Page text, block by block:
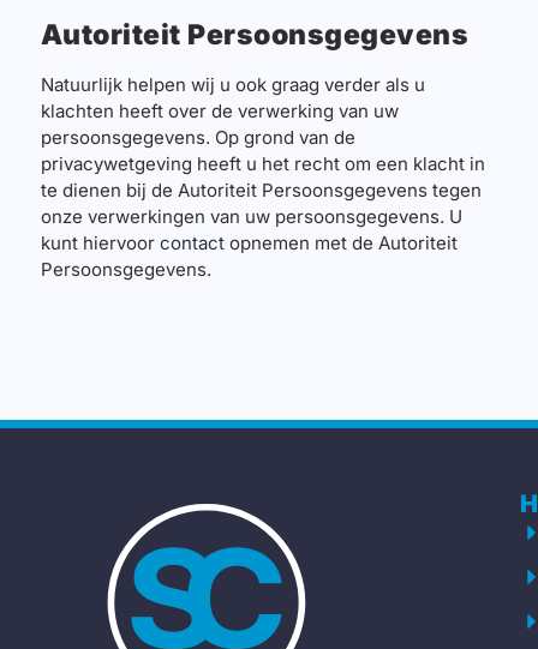
Autoriteit Persoonsgegevens
Natuurlijk helpen wij u ook graag verder als u
klachten heeft over de verwerking van uw
persoonsgegevens. Op grond van de
privacywetgeving heeft u het recht om een klacht in
te dienen bij de Autoriteit Persoonsgegevens tegen
onze verwerkingen van uw persoonsgegevens. U
kunt hiervoor contactopnemen met de Autoriteit
Persoonsgegevens.